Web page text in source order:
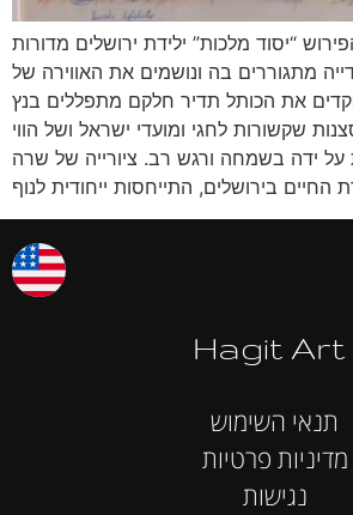
“יסוד מלכות” ילידת ירושלים מדורות
מתגוררים בה ונושמים את האווירה של
את הכותל תדיר חלקם מתפללים בנץ
שקשורות לחגי ומועדי ישראל ושל הווי
ידה בשמחה ורגש רב. ציורייה של שרה
Hagit Art
תנאי השימוש
מדיניות פרטיות
נגישות